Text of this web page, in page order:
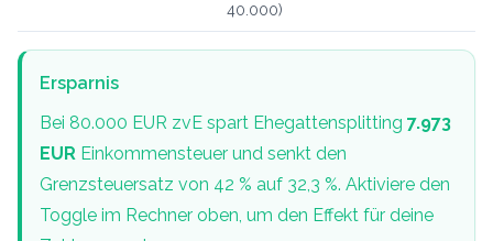
40.000)
Ersparnis
Bei 80.000 EUR zvE spart Ehegattensplitting 7.973
EUR Einkommensteuer und senkt den
Grenzsteuersatz von 42 % auf 32,3 %. Aktiviere den
Toggle im Rechner oben, um den Effekt für deine